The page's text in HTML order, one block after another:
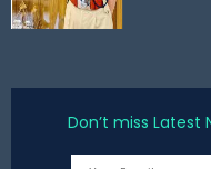
Don’t miss Latest